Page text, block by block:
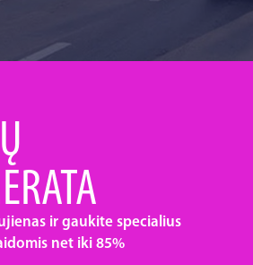
ir gaukite specialius
net iki 85%